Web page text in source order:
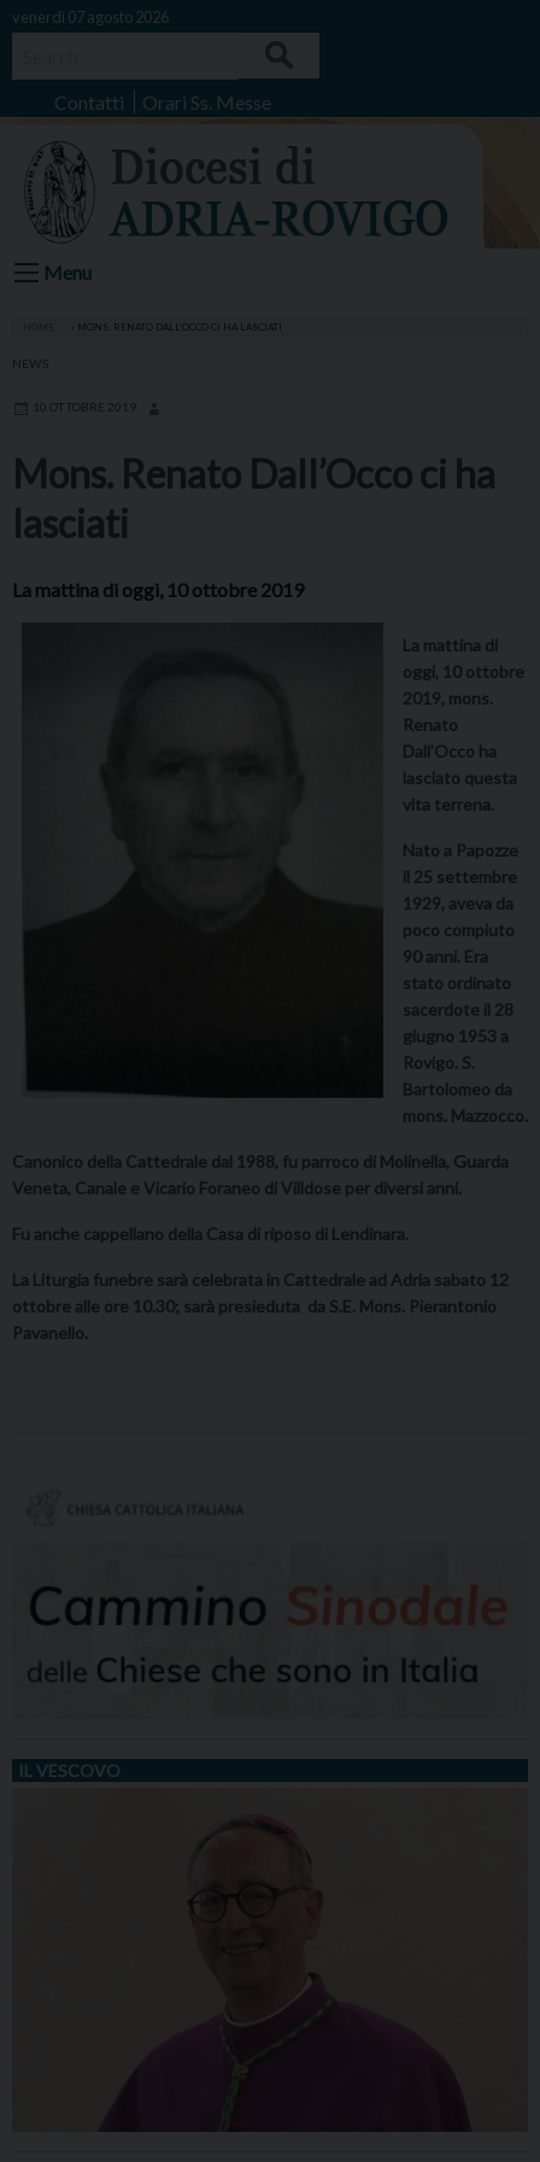
Skip
venerdì 07 agosto 2026
Contatti Orari Ss. Messe
Menu
HOME MONS. RENATO DALL’OCCO CI HA LASCIATI
NEWS
10 OTTOBRE 2019
Mons. Renato Dall’Occo ci ha
lasciati
La mattina di oggi, 10 ottobre 2019
La mattina di
oggi, 10 ottobre
2019, mons.
Renato
Dall’Occo ha
lasciato questa
vita terrena.
Nato a Papozze
il 25 settembre
1929, aveva da
poco compiuto
90 anni. Era
stato ordinato
sacerdote il 28
giugno 1953 a
Rovigo. S.
Bartolomeo da
mons. Mazzocco.
Canonico della Cattedrale dal 1988, fu parroco di Molinella, Guarda
Veneta, Canale e Vicario Foraneo di Villdose per diversi anni.
Fu anche cappellano della Casa di riposo di Lendinara.
La Liturgia funebre sarà celebrata in Cattedrale ad Adria sabato 12
ottobre alle ore 10.30; sarà presieduta da S.E. Mons. Pierantonio
Pavanello.
IL VESCOVO